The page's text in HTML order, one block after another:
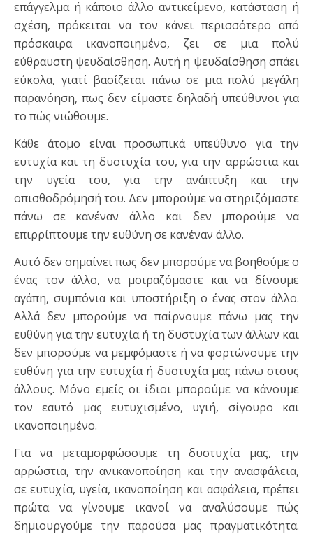
επάγγελμα ή κάποιο άλλο αντικείμενο, κατάσταση ή
σχέση, πρόκειται να τον κάνει περισσότερο από
πρόσκαιρα ικανοποιημένο, ζει σε μια πολύ
εύθραυστη ψευδαίσθηση. Αυτή η ψευδαίσθηση σπάει
εύκολα, γιατί βασίζεται πάνω σε μια πολύ μεγάλη
παρανόηση, πως δεν είμαστε δηλαδή υπεύθυνοι για
το πώς νιώθουμε.
Κάθε άτομο είναι προσωπικά υπεύθυνο για την
ευτυχία και τη δυστυχία του, για την αρρώστια και
την υγεία του, για την ανάπτυξη και την
οπισθοδρόμησή του. Δεν μπορούμε να στηριζόμαστε
πάνω σε κανέναν άλλο και δεν μπορούμε να
επιρρίπτουμε την ευθύνη σε κανέναν άλλο.
Αυτό δεν σημαίνει πως δεν μπορούμε να βοηθούμε ο
ένας τον άλλο, να μοιραζόμαστε και να δίνουμε
αγάπη, συμπόνια και υποστήριξη ο ένας στον άλλο.
Αλλά δεν μπορούμε να παίρνουμε πάνω μας την
ευθύνη για την ευτυχία ή τη δυστυχία των άλλων και
δεν μπορούμε να μεμφόμαστε ή να φορτώνουμε την
ευθύνη για την ευτυχία ή δυστυχία μας πάνω στους
άλλους. Μόνο εμείς οι ίδιοι μπορούμε να κάνουμε
τον εαυτό μας ευτυχισμένο, υγιή, σίγουρο και
ικανοποιημένο.
Για να μεταμορφώσουμε τη δυστυχία μας, την
αρρώστια, την ανικανοποίηση και την ανασφάλεια,
σε ευτυχία, υγεία, ικανοποίηση και ασφάλεια, πρέπει
πρώτα να γίνουμε ικανοί να αναλύσουμε πώς
δημιουργούμε την παρούσα μας πραγματικότητα.